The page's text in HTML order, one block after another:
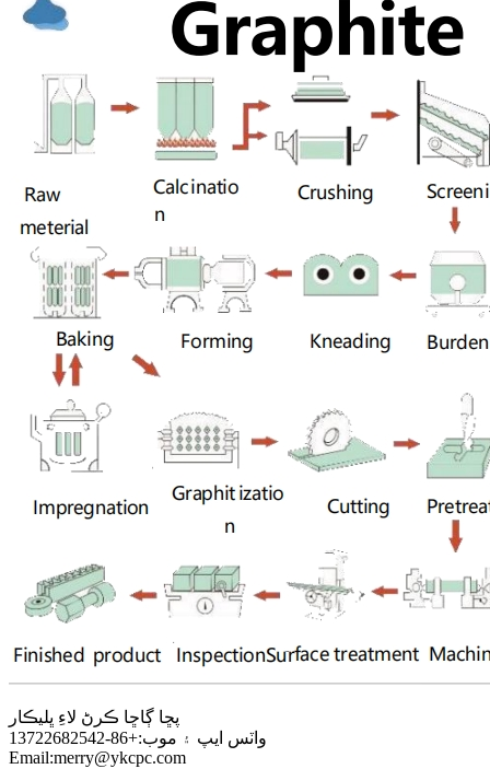
پڇا ڳاڇا ڪرڻ لاءِ ڀليڪار
واٽس ايپ ۽ موب:+86-13722682542
Email:merry@ykcpc.com